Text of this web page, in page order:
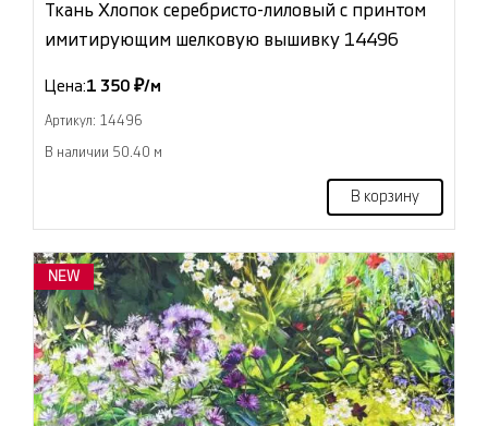
Ткань Хлопок серебристо-лиловый с принтом
имитирующим шелковую вышивку 14496
Цена:1 350 ₽/м
Артикул: 14496
В наличии 50.40 м
В корзину
NEW